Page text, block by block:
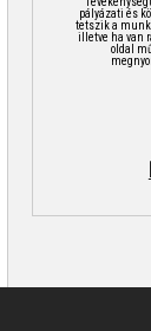
pályázati és
tetszik a
illetve ha van
oldal